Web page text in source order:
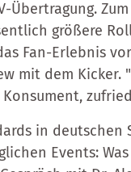
Übertragung.
größere
Fan-Erlebnis
mit dem Kicker.
in deutschen
Events: